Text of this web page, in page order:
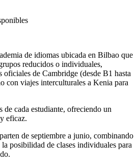
de idiomas ubicada en Bilbao que
reducidos o individuales,
oficiales de Cambridge (desde B1 hasta
con viajes interculturales a Kenia para
de cada estudiante, ofreciendo un
eficaz.
de septiembre a junio, combinando
posibilidad de clases individuales para